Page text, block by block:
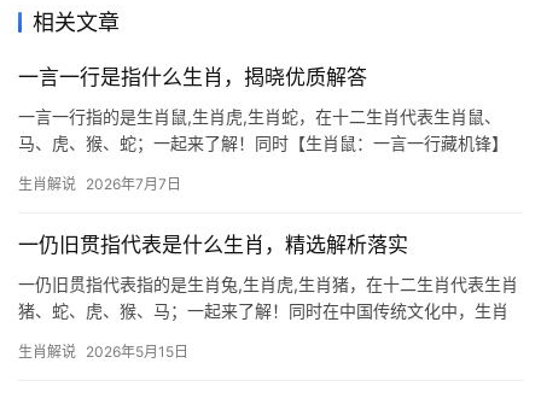
相关文章
一言一行是指什么生肖，揭晓优质解答
一言一行指的是生肖鼠,生肖虎,生肖蛇，在十二生肖代表生肖鼠、
马、虎、猴、蛇；一起来了解！同时【生肖鼠：一言一行藏机锋】
玄机，2026年对生肖鼠而言极为关键，尤其下半年易遇“吉凶并存”
生肖解说 2026年7月7日
一仍旧贯指代表是什么生肖，精选解析落实
一仍旧贯指代表指的是生肖兔,生肖虎,生肖猪，在十二生肖代表生肖
猪、蛇、虎、猴、马；一起来了解！同时在中国传统文化中，生肖
凶祸福的命理逻辑，我们便来深入解读三个生肖的运势特点，并针
生肖解说 2026年5月15日